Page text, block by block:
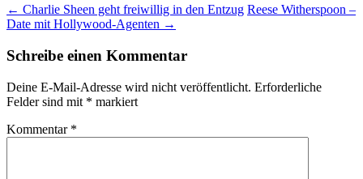
← Charlie Sheen geht freiwillig in den Entzug Reese Witherspoon –
Date mit Hollywood-Agenten →
Schreibe einen Kommentar
Deine E-Mail-Adresse wird nicht veröffentlicht. Erforderliche
Felder sind mit * markiert
Kommentar *